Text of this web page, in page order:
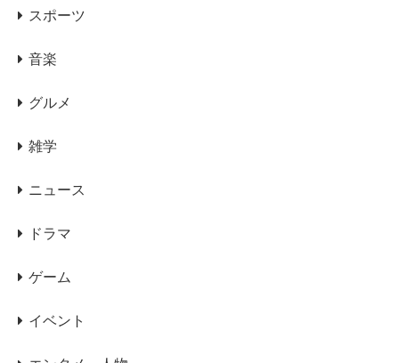
スポーツ
音楽
グルメ
雑学
ニュース
ドラマ
ゲーム
イベント